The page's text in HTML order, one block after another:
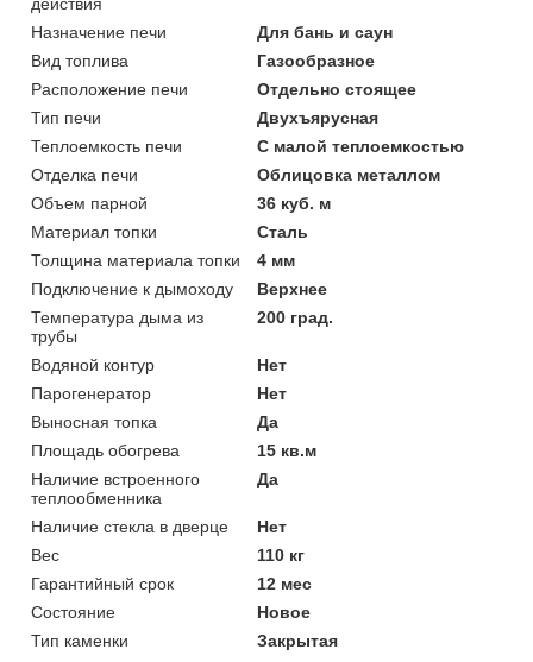
Назначение печи
Для бань и саун
Вид топлива
Газообразное
Расположение печи
Отдельно стоящее
Тип печи
Двухъярусная
Теплоемкость печи
С малой теплоемкостью
Отделка печи
Облицовка металлом
Объем парной
36 куб. м
Материал топки
Сталь
Толщина материала топки
4 мм
Подключение к дымоходу
Верхнее
Температура дыма из
трубы
200 град.
Водяной контур
Нет
Парогенератор
Нет
Выносная топка
Да
Площадь обогрева
15 кв.м
Наличие встроенного
теплообменника
Да
Наличие стекла в дверце
Нет
Вес
110 кг
Гарантийный срок
12 мес
Состояние
Новое
Тип каменки
Закрытая